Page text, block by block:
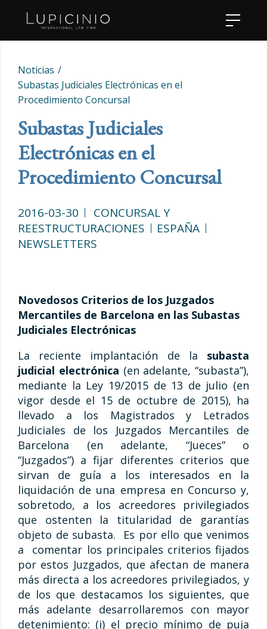
Noticias
Subastas Judiciales Electrónicas en el
Procedimiento Concursal
Subastas Judiciales
Electrónicas en el
Procedimiento Concursal
2016-03-30
CONCURSAL Y
REESTRUCTURACIONES
ESPAÑA
NEWSLETTERS
Novedosos Criterios de los Juzgados
Mercantiles de Barcelona en las Subastas
Judiciales Electrónicas
La reciente implantación de la subasta
judicial electrónica (en adelante, “subasta”),
mediante la Ley 19/2015 de 13 de julio (en
vigor desde el 15 de octubre de 2015), ha
llevado a los Magistrados y Letrados
Judiciales de los Juzgados Mercantiles de
Barcelona (en adelante, “Jueces” o
“Juzgados”) a fijar diferentes criterios que
sirvan de guía a los interesados en la
liquidación de una empresa en Concurso y,
sobretodo, a los acreedores privilegiados
que ostenten la titularidad de garantías
objeto de subasta. Es por ello que venimos
a comentar los principales criterios fijados
por estos Juzgados, que afectan de manera
más directa a los acreedores privilegiados, y
de los que destacamos los siguientes, que
más adelante desarrollaremos con mayor
detenimiento: (i) el precio mínimo de puja